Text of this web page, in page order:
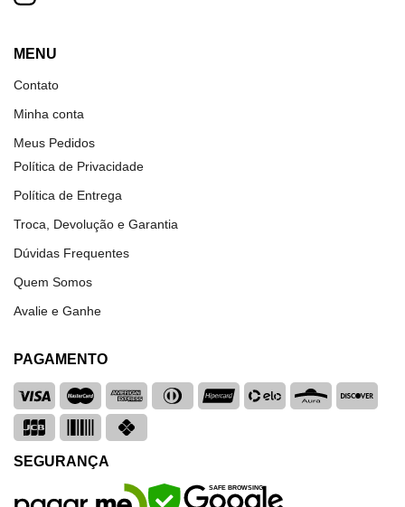
MENU
Contato
Minha conta
Meus Pedidos
Política de Privacidade
Política de Entrega
Troca, Devolução e Garantia
Dúvidas Frequentes
Quem Somos
Avalie e Ganhe
PAGAMENTO
SEGURANÇA
SAFE BROWSING